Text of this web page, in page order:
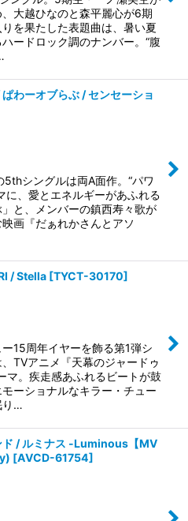
大越ひなのと森平麗心が6期
を果たした表題曲は、暑い夏
ードロック調のナンバー。“腹
わーオブらぶ / センセーショ
5thシングルは両A面作。“パワ
に、愛とエネルギーがあふれる
」と、メンバーの鎮西寿々歌が
画『だぁれかさんとアソ
/ Stella [TYCT-30170]
15周年イヤーを飾る第1弾シ
TVアニメ『天幕のジャードゥ
マ。疾走感あふれるビートが鼓
ーショナルなキラー・チュー
り…
ド / ルミナス -Luminous【MV
[AVCD-61754]